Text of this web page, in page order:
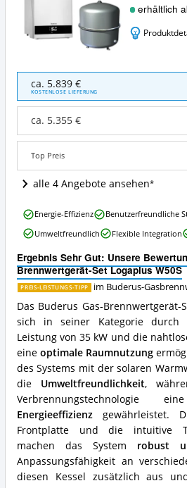
erhältlich
Buderus
Gas-
Brennwertgerät-
Logaplus
W50S
Angebote:
Wo
ist
diese
Gasbrennwerttherme
erhältlich?
ca. 5.839 €
KOSTENLOSE LIEFERUNG
ca. 5.355 €
Top Preis
alle 4 Angebote ansehen
Ergebnis Sehr Gut: Unsere
Brennwertgerät-Set Logaplus W50S
PREIS-LEISTUNGS-TIPP im Buderus-
Das Buderus Gas-Brennwertgerät-
sich in seiner Kategorie durch
Leistung von 35 kW und die
eine optimale Raumnutzung
des Systems mit der solaren
die Umweltfreundlichkeit,
Verbrennungstechnologie
Energieeffizienzgewährleistet.
Frontplatte und die intuitive
machen das System robust
Anpassungsfähigkeit an
diesen Kessel zusätzlich aus
Buderus
Gas-
Brennwertgerät-
Logaplus
W50S
Vorteile:
Was
spricht
für
diese
Buderus-
Gasbrennwerttherme?
Energie-Effizienz
Benutzerfreundliche
Umweltfreundlich
Flexible Integration